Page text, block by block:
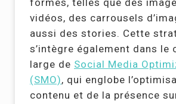
formes, telles que des
vidéos, des carrousels
aussi des stories. Cette
s’intègre également dans le
large de Social Media
(SMO), qui englobe
contenu et de la présence